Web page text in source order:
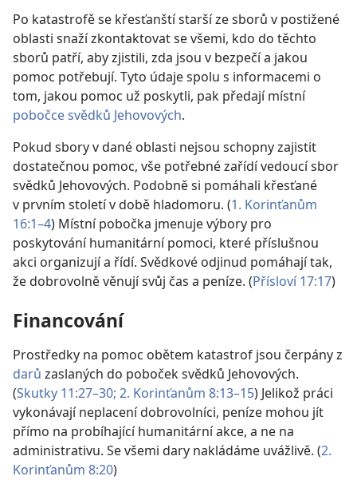
Po katastrofě se křesťanští starší ze sborů v postižené
oblasti snaží zkontaktovat se všemi, kdo do těchto
sborů patří, aby zjistili, zda jsou v bezpečí a jakou
pomoc potřebují. Tyto údaje spolu s informacemi o
tom, jakou pomoc už poskytli, pak předají místní
pobočce svědků Jehovových.
Pokud sbory v dané oblasti nejsou schopny zajistit
dostatečnou pomoc, vše potřebné zařídí vedoucí sbor
svědků Jehovových. Podobně si pomáhali křesťané
v prvním století v době hladomoru. (1. Korinťanům
16:1–4) Místní pobočka jmenuje výbory pro
poskytování humanitární pomoci, které příslušnou
akci organizují a řídí. Svědkové odjinud pomáhají tak,
že dobrovolně věnují svůj čas a peníze. (Přísloví 17:17)
Financování
Prostředky na pomoc obětem katastrof jsou čerpány z
darů zaslaných do poboček svědků Jehovových.
(Skutky 11:27–30; 2. Korinťanům 8:13–15) Jelikož práci
vykonávají neplacení dobrovolníci, peníze mohou jít
přímo na probíhající humanitární akce, a ne na
administrativu. Se všemi dary nakládáme uvážlivě. (2.
Korinťanům 8:20)